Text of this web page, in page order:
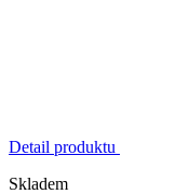
Detail produktu
Skladem